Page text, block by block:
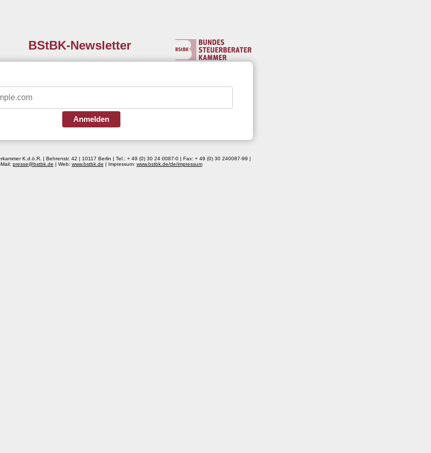
BStBK-Newsletter
Anmelden
K.d.ö.R. | Behrenstr. 42 | 10117 Berlin | Tel.: + 49 (0) 30 24 0087-0 | Fax: + 49 (0) 30 240087-99 |
presse@bstbk.de | Web: www.bstbk.de | Impressum: www.bstbk.de/de/impressum